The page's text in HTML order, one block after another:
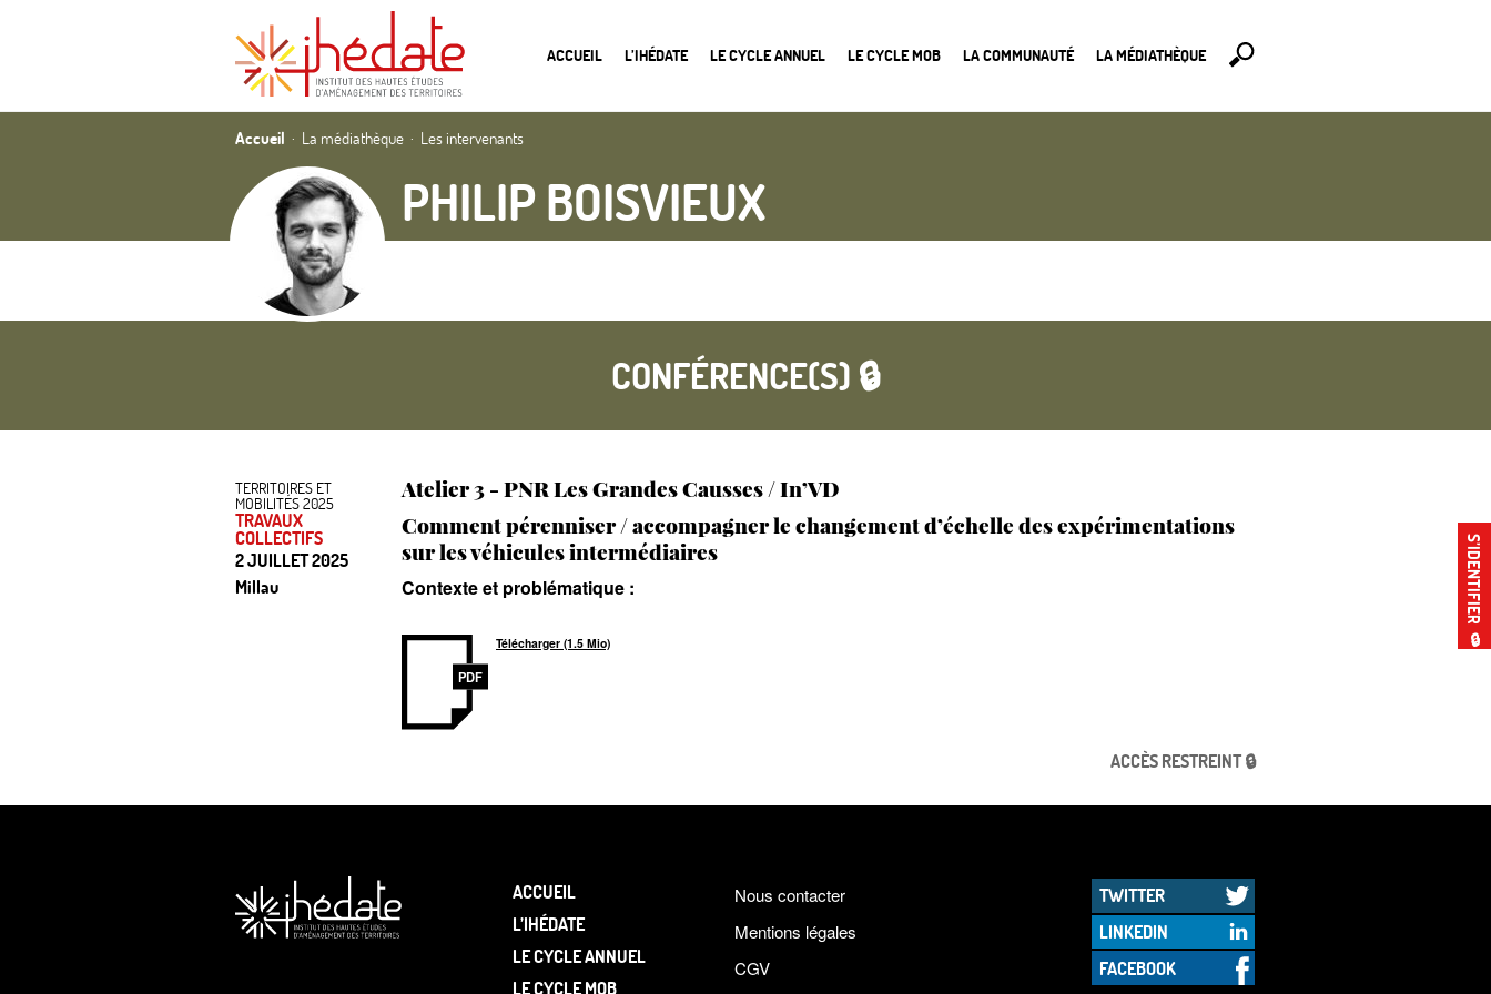
ACCUEIL L’IHÉDATE LE CYCLE ANNUEL LE CYCLE MOB LA COMMUNAUTÉ LA MÉDIATHÈQUE
S’IDENTIFIER
🔒
Accueil La médiathèque Les intervenants
PHILIP BOISVIEUX
CONFÉRENCE(S) 🔒
TERRITOIRES ET
MOBILITÉS 2025
TRAVAUX
COLLECTIFS
2 JUILLET 2025
Millau
Atelier 3 - PNR Les Grandes Causses / In’VD
Comment pérenniser / accompagner le changement d’échelle des expérimentations
sur les véhicules intermédiaires
Contexte et problématique :
PDF
Télécharger (1.5 Mio)
ACCÈS RESTREINT 🔒
ACCUEIL
L’IHÉDATE
LE CYCLE ANNUEL
LE CYCLE MOB
Nous contacter
Mentions légales
CGV
TWITTER
LINKEDIN
FACEBOOK